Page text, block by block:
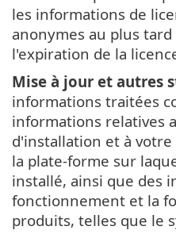
les informations de
anonymes au plus
l'expiration de la
Mise à jour et autres
informations traitées
informations relatives
d'installation et à
la plate-forme sur
installé, ainsi que des
fonctionnement et la
produits, telles que le